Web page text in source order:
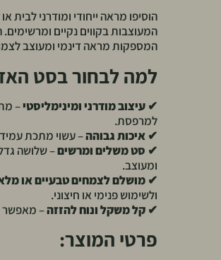
הוסיפו מראה ייחודי ומודרני
המעוצבות בקווים נקיים ומרשימים.
המספקות מראה דינמי ומעוצב
למה לבחור בסט
✔ עיצוב מודרני ומינימליסטי–
למרפסת.
✔ איכות גבוהה– עשוי מתכת
✔ סט משלים ומרשים– שלושה
ומעוצב.
✔ מושלם לצמחים טבעיים או
ולשימוש פנימי או חיצוני.
✔ קל משקל ונוח להזזה– מאפשר
פרטי המוצר: